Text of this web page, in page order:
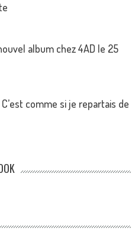
album chez 4AD le 25
comme si je repartais de